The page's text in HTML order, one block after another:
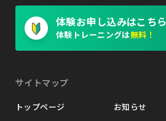
体験お申し込みはこちら
体験トレーニングは無料！
サイトマップ
トップページ
お知らせ